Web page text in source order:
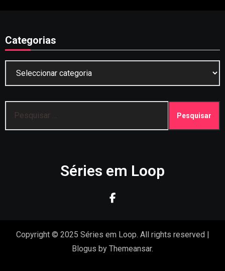
Categorias
por:
Séries em Loop
Copyright © 2025 Séries em Loop. All rights reserved |
Blogus by Themeansar.